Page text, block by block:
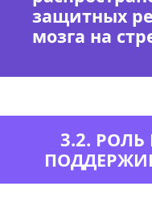
защитных
мозга на
3.2.